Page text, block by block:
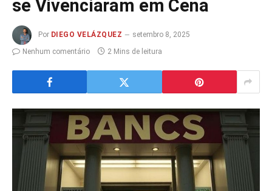
se Vivenciaram em Cena
Por DIEGO VELÁZQUEZ
setembro 8, 2025
Nenhum comentário
2 Mins de leitura